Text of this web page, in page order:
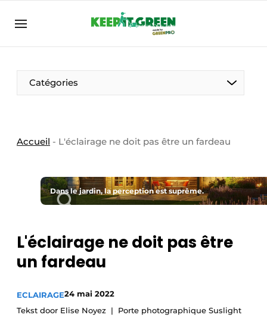
FR ENG FR
Catégories
Accueil - L'éclairage ne doit pas être un fardeau
Dans le jardin, la perception est suprême.
L'éclairage ne doit pas être
un fardeau
ECLAIRAGE24 mai 2022
Tekst door Elise Noyez
Porte photographique Suslight